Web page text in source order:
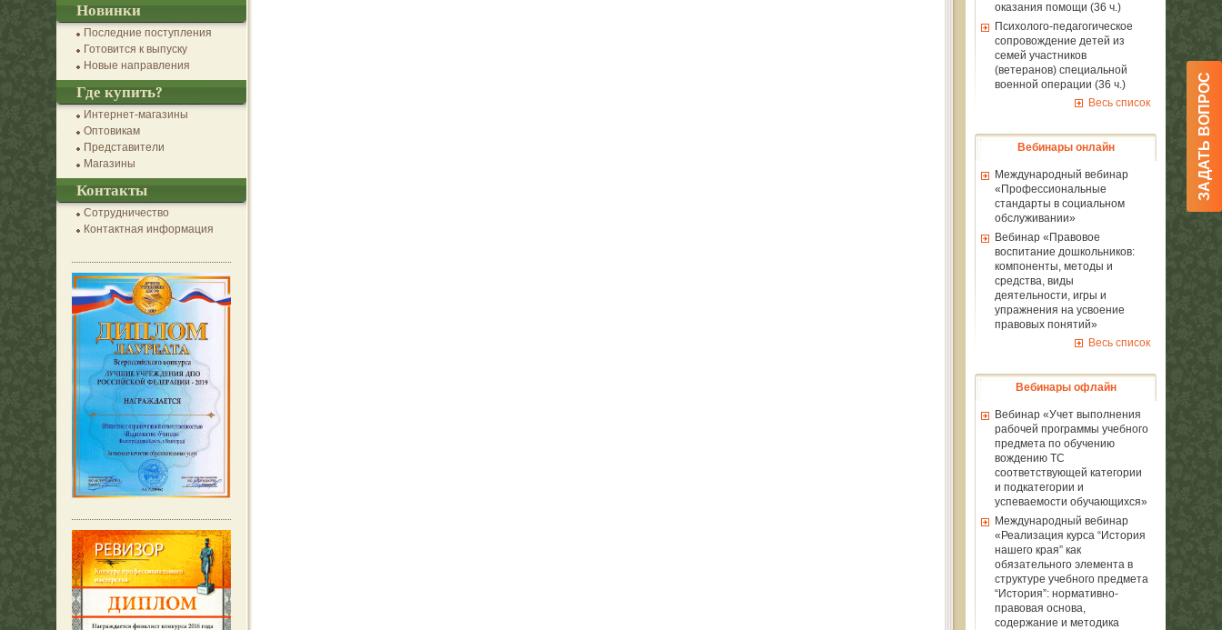
оказания помощи (36 ч.)
Психолого-педагогическое
сопровождение детей из
семей участников
(ветеранов) специальной
военной операции (36 ч.)
Весь список
Вебинары онлайн
Международный вебинар
«Профессиональные
стандарты в социальном
обслуживании»
Вебинар «Правовое
воспитание дошкольников:
компоненты, методы и
средства, виды
деятельности, игры и
упражнения на усвоение
правовых понятий»
Весь список
Вебинары офлайн
Вебинар «Учет выполнения
рабочей программы учебного
предмета по обучению
вождению ТС
соответствующей категории
и подкатегории и
успеваемости обучающихся»
Международный вебинар
«Реализация курса “История
нашего края” как
обязательного элемента в
структуре учебного предмета
“История”: нормативно-
правовая основа,
содержание и методика
Новинки
Последние поступления
Готовится к выпуску
Новые направления
Где купить?
Интернет-магазины
Оптовикам
Представители
Магазины
Контакты
Сотрудничество
Контактная информация
ЗАДАТЬ ВОПРОС